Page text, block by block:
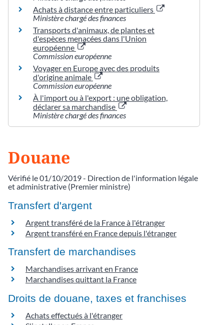
Achats à distance entre particuliers
Ministère chargé des finances
Transports d'animaux, de plantes et
d'espèces menacées dans l'Union
européenne
Commission européenne
Voyager en Europe avec des produits
d'origine animale
Commission européenne
À l'import ou à l'export : une obligation,
déclarer sa marchandise
Ministère chargé des finances
Douane
Vérifié le 01/10/2019 - Direction de l'information légale
et administrative (Premier ministre)
Transfert d'argent
Argent transféré de la France à l'étranger
Argent transféré en France depuis l'étranger
Transfert de marchandises
Marchandises arrivant en France
Marchandises quittant la France
Droits de douane, taxes et franchises
Achats effectués à l'étranger